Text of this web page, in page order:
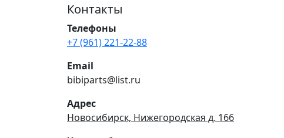
Контакты
Телефоны
+7 (961) 221-22-88
Email
bibiparts@list.ru
Адрес
Новосибирск, Нижегородская д. 166